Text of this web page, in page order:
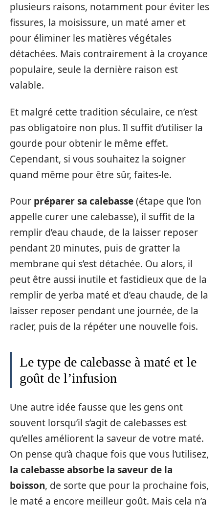
plusieurs raisons, notamment pour éviter les
fissures, la moisissure, un maté amer et
pour éliminer les matières végétales
détachées. Mais contrairement à la croyance
populaire, seule la dernière raison est
valable.
Et malgré cette tradition séculaire, ce n’est
pas obligatoire non plus. Il suffit d’utiliser la
gourde pour obtenir le même effet.
Cependant, si vous souhaitez la soigner
quand même pour être sûr, faites-le.
Pour préparer sa calebasse(étape que l’on
appelle curer une calebasse), il suffit de la
remplir d’eau chaude, de la laisser reposer
pendant 20 minutes, puis de gratter la
membrane qui s’est détachée. Ou alors, il
peut être aussi inutile et fastidieux que de la
remplir de yerba maté et d’eau chaude, de la
laisser reposer pendant une journée, de la
racler, puis de la répéter une nouvelle fois.
Le type de calebasse à maté et le
goût de l’infusion
Une autre idée fausse que les gens ont
souvent lorsqu’il s’agit de calebasses est
qu’elles améliorent la saveur de votre maté.
On pense qu’à chaque fois que vous l’utilisez,
la calebasse absorbe la saveur de la
boisson, de sorte que pour la prochaine fois,
le maté a encore meilleur goût. Mais cela n’a